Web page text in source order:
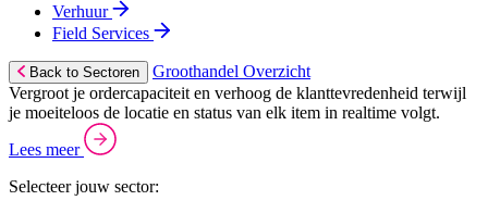
Verhuur
Field Services
Back to Sectoren
Groothandel Overzicht
Vergroot je ordercapaciteit en verhoog de klanttevredenheid terwijl
je moeiteloos de locatie en status van elk item in realtime volgt.
Lees meer
Selecteer jouw sector: